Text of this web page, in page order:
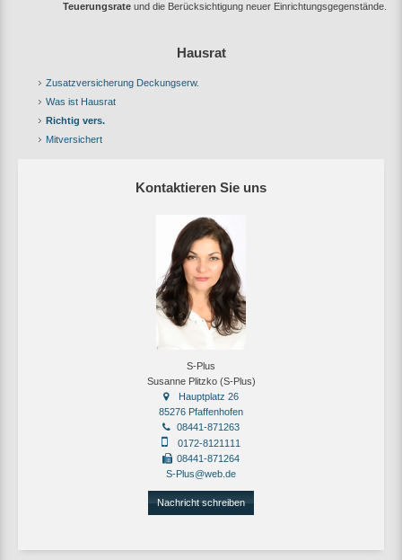
Hausrat
Zusatzversicherung Deckungserw.
Was ist Hausrat
Richtig vers.
Mitversichert
Kontaktieren Sie uns
S-Plus
Susanne Plitzko (S-Plus)
Hauptplatz 26
85276 Pfaffenhofen
08441-871263
0172-8121111
08441-871264
S-Plus@web.de
Nachricht schreiben
Teuerungsrate und die Berücksichtigung neuer Einrichtungsgegenstände.